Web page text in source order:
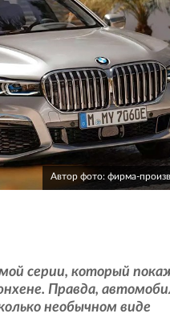
Автор фото: фирма-
серии, который
Правда,
необычном виде